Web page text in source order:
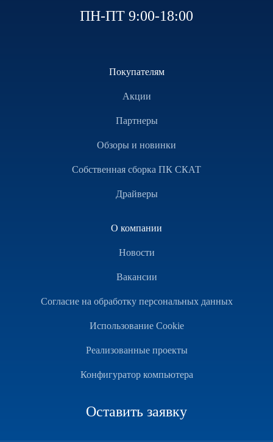
ПН-ПТ 9:00-18:00
Покупателям
Акции
Партнеры
Обзоры и новинки
Собственная сборка ПК СКАТ
Драйверы
О компании
Новости
Вакансии
Согласие на обработку персональных данных
Использование Cookie
Реализованные проекты
Конфигуратор компьютера
Оставить заявку